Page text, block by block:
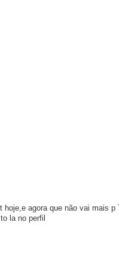
agora que não vai mais p
la no perfil